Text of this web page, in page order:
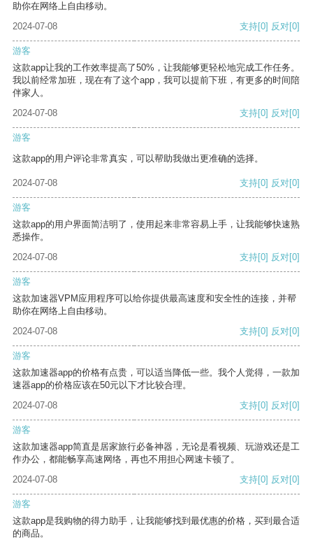
助你在网络上自由移动。
2024-07-08
支持[0] 反对[0]
游客
这款app让我的工作效率提高了50%，让我能够更轻松地完成工作任务。
我以前经常加班，现在有了这个app，我可以提前下班，有更多的时间陪
伴家人。
2024-07-08
支持[0] 反对[0]
游客
这款app的用户评论非常真实，可以帮助我做出更准确的选择。
2024-07-08 支持[0] 反对[0]
游客
这款app的用户界面简洁明了，使用起来非常容易上手，让我能够快速熟
悉操作。
2024-07-08
支持[0] 反对[0]
游客
这款加速器VPM应用程序可以给你提供最高速度和安全性的连接，并帮
助你在网络上自由移动。
2024-07-08
支持[0] 反对[0]
游客
这款加速器app的价格有点贵，可以适当降低一些。我个人觉得，一款加
速器app的价格应该在50元以下才比较合理。
2024-07-08
支持[0] 反对[0]
游客
这款加速器app简直是居家旅行必备神器，无论是看视频、玩游戏还是工
作办公，都能畅享高速网络，再也不用担心网速卡顿了。
2024-07-08
支持[0] 反对[0]
游客
这款app是我购物的得力助手，让我能够找到最优惠的价格，买到最合适
的商品。